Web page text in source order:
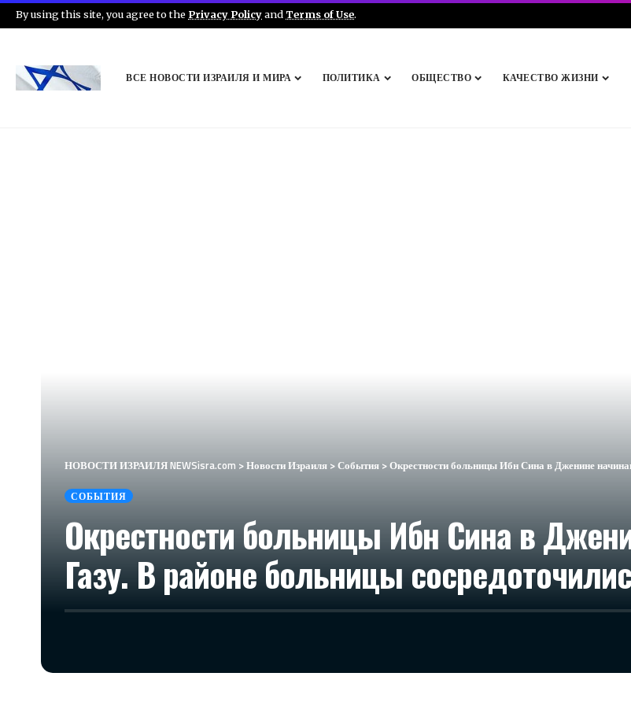
By using this site, you agree to the Privacy Policyand Terms of Use.
ВСЕ НОВОСТИ ИЗРАИЛЯ И МИРА ПОЛИТИКА ОБЩЕСТВО КАЧЕСТВО ЖИЗНИ
НОВОСТИ ИЗРАИЛЯ NEWSisra.com >Новости Израиля >События >Окрестности больницы Ибн Сина в Дженине
СОБЫТИЯ
Окрестности больницы Ибн Сина в
Газу. В районе больницы